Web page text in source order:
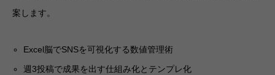
案します。
Excel脳でSNSを可視化する数値管理術
週3投稿で成果を出す仕組み化とテンプレ化